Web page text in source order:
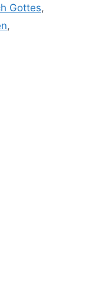
Gottes,
,